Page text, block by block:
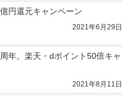
円還元キャンペーン
2021年6月29日
年。楽天・dポイント50倍キャ
2021年8月11日